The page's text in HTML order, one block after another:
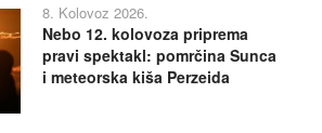
8. Kolovoz 2026.
Nebo 12. kolovoza priprema
pravi spektakl: pomrčina Sunca
i meteorska kiša Perzeida